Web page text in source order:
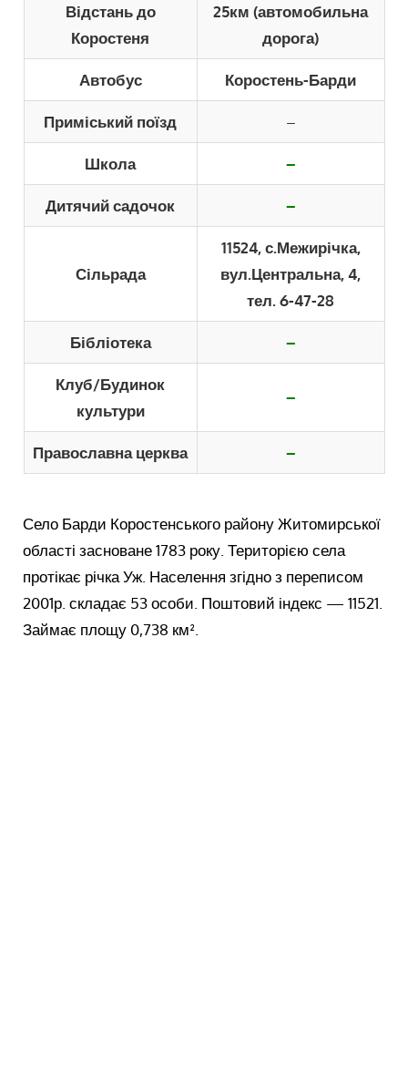
Відстань до
Коростеня
25км (автомобильна
дорога)
Автобус Коростень-Барди
Приміський поїзд –
Школа –
Дитячий садочок –
Сільрада
11524, с.Межирічка,
вул.Центральна, 4,
тел. 6-47-28
Бібліотека –
Клуб/Будинок
культури
–
Православна церква –
Село Барди Коростенського району Житомирської
області засноване 1783 року. Територією села
протікає річка Уж. Населення згідно з переписом
2001р. складає 53 особи. Поштовий індекс — 11521.
Займає площу 0,738 км².